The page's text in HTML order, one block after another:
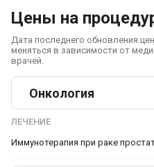
Цены на
Дата последнего обновления
меняться в зависимости от
врачей.
Онкология
ЛЕЧЕНИЕ
Иммунотерапия при раке